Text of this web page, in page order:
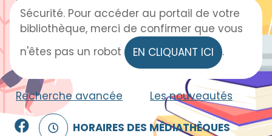
FacebookHORAIRES DES MÉDIATHÈQUES
Sécurité. Pour accéder au portail de votre
bibliothèque, merci de confirmer que vous
n'êtes pas un robot
EN CLIQUANT ICI .
Recherche avancée Les nouveautés